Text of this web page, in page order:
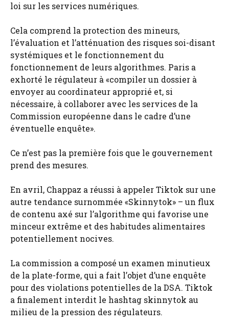
loi sur les services numériques.
Cela comprend la protection des mineurs,
l’évaluation et l’atténuation des risques soi-disant
systémiques et le fonctionnement du
fonctionnement de leurs algorithmes. Paris a
exhorté le régulateur à «compiler un dossier à
envoyer au coordinateur approprié et, si
nécessaire, à collaborer avec les services de la
Commission européenne dans le cadre d’une
éventuelle enquête».
Ce n’est pas la première fois que le gouvernement
prend des mesures.
En avril, Chappaz a réussi à appeler Tiktok sur une
autre tendance surnommée «Skinnytok» – un flux
de contenu axé sur l’algorithme qui favorise une
minceur extrême et des habitudes alimentaires
potentiellement nocives.
La commission a composé un examen minutieux
de la plate-forme, qui a fait l’objet d’une enquête
pour des violations potentielles de la DSA. Tiktok
a finalement interdit le hashtag skinnytok au
milieu de la pression des régulateurs.